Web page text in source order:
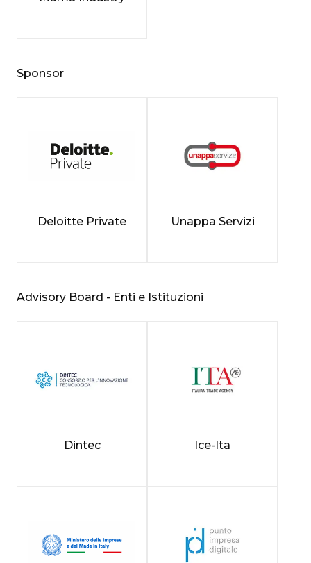
Sponsor
Deloitte Private Unappa Servizi
Advisory Board - Enti e Istituzioni
Dintec Ice-Ita